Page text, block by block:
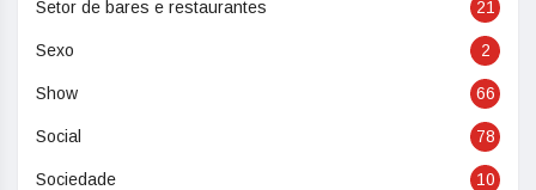
Setor de bares e restaurantes 21
Sexo 2
Show 66
Social 78
Sociedade 10